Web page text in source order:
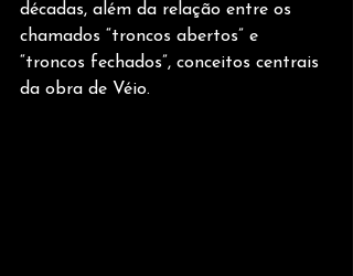
décadas, além da relação entre os
chamados “troncos abertos” e
“troncos fechados”, conceitos centrais
da obra de Véio.